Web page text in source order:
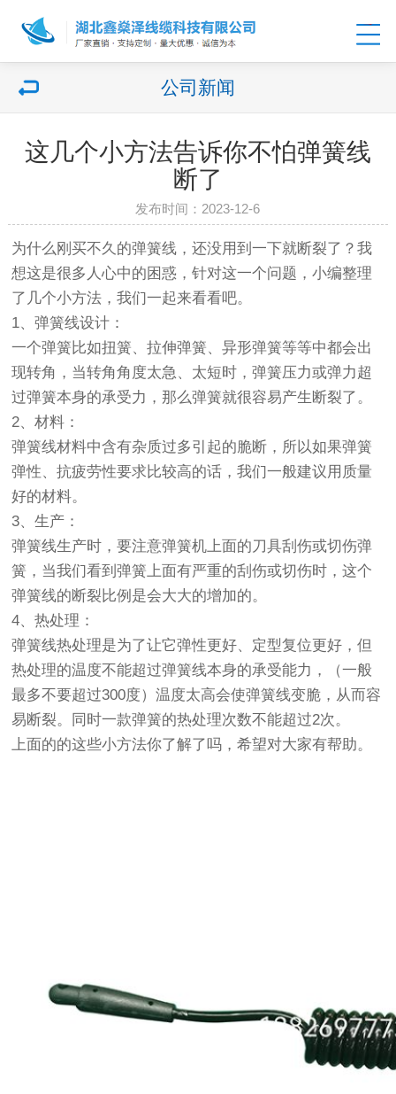
公司新闻
这几个小方法告诉你不怕弹簧线
断了
发布时间：2023-12-6
为什么刚买不久的弹簧线，还没用到一下就断裂了？我
想这是很多人心中的困惑，针对这一个问题，小编整理
了几个小方法，我们一起来看看吧。
1、弹簧线设计：
一个弹簧比如扭簧、拉伸弹簧、异形弹簧等等中都会出
现转角，当转角角度太急、太短时，弹簧压力或弹力超
过弹簧本身的承受力，那么弹簧就很容易产生断裂了。
2、材料：
弹簧线材料中含有杂质过多引起的脆断，所以如果弹簧
弹性、抗疲劳性要求比较高的话，我们一般建议用质量
好的材料。
3、生产：
弹簧线生产时，要注意弹簧机上面的刀具刮伤或切伤弹
簧，当我们看到弹簧上面有严重的刮伤或切伤时，这个
弹簧线的断裂比例是会大大的增加的。
4、热处理：
弹簧线热处理是为了让它弹性更好、定型复位更好，但
热处理的温度不能超过弹簧线本身的承受能力，（一般
最多不要超过300度）温度太高会使弹簧线变脆，从而容
易断裂。同时一款弹簧的热处理次数不能超过2次。
上面的的这些小方法你了解了吗，希望对大家有帮助。